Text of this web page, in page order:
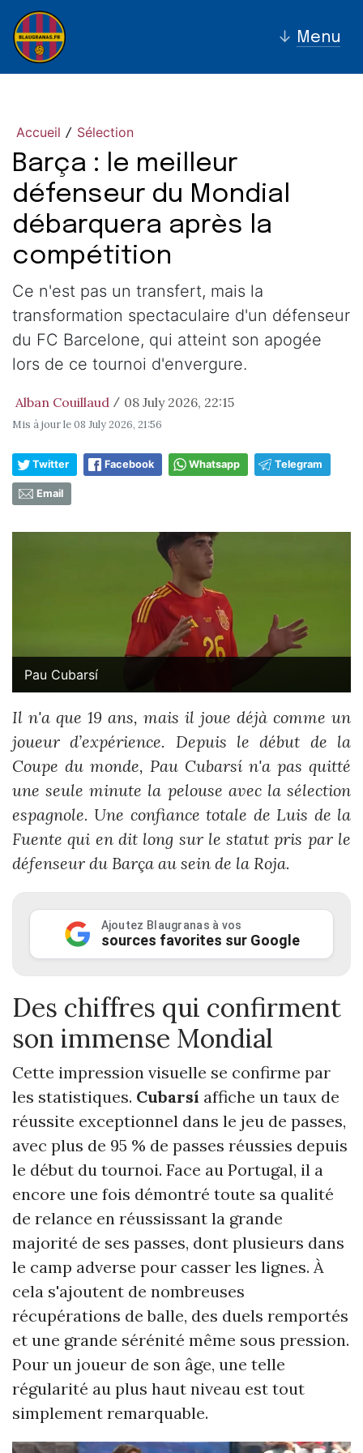
↓ Menu
Accueil / Sélection
Barça : le meilleur
défenseur du Mondial
débarquera après la
compétition
Ce n'est pas un transfert, mais la
transformation spectaculaire d'un défenseur
du FC Barcelone, qui atteint son apogée
lors de ce tournoi d'envergure.
Alban Couillaud / 08 July 2026, 22:15
Mis à jour le08 July 2026, 21:56
Twitter Facebook Whatsapp Telegram
Email
Pau Cubarsí
Il n'a que 19 ans, mais il joue déjà comme un
joueur d’expérience. Depuis le début de la
Coupe du monde, Pau Cubarsí n'a pas quitté
une seule minute la pelouse avec la sélection
espagnole. Une confiance totale de Luis de la
Fuente qui en dit long sur le statut pris par le
défenseur du Barça au sein de la Roja.
Ajoutez Blaugranas à vos
sources favorites sur Google
Des chiffres qui confirment
son immense Mondial
Cette impression visuelle se confirme par
les statistiques. Cubarsí affiche un taux de
réussite exceptionnel dans le jeu de passes,
avec plus de 95 % de passes réussies depuis
le début du tournoi. Face au Portugal, il a
encore une fois démontré toute sa qualité
de relance en réussissant la grande
majorité de ses passes, dont plusieurs dans
le camp adverse pour casser les lignes. À
cela s'ajoutent de nombreuses
récupérations de balle, des duels remportés
et une grande sérénité même sous pression.
Pour un joueur de son âge, une telle
régularité au plus haut niveau est tout
simplement remarquable.